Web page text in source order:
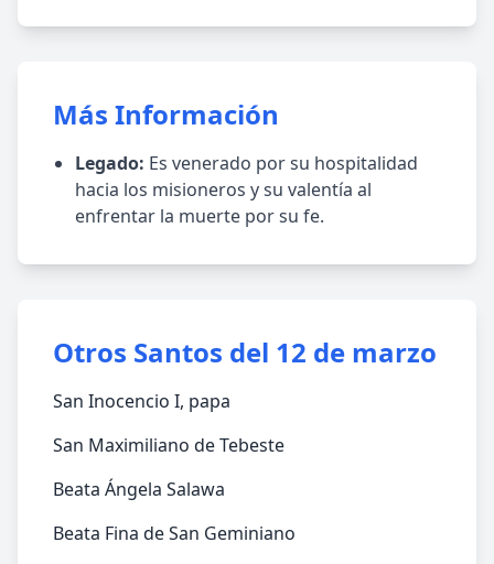
Más Información
Legado: Es venerado por su hospitalidad
hacia los misioneros y su valentía al
enfrentar la muerte por su fe.
Otros Santos del 12 de marzo
San Inocencio I, papa
San Maximiliano de Tebeste
Beata Ángela Salawa
Beata Fina de San Geminiano